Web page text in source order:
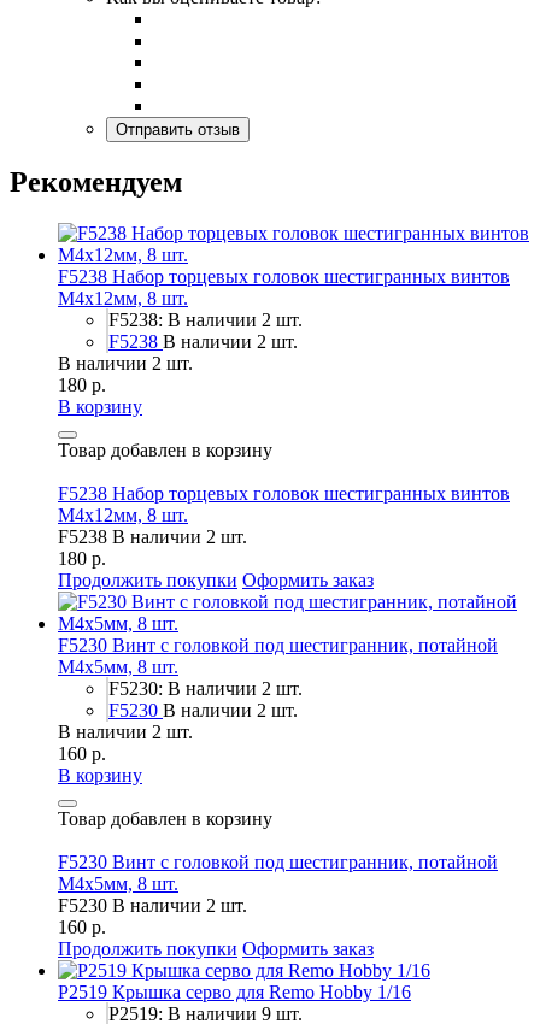
Рекомендуем
F5238 Набор торцевых головок шестигранных винтов
M4x12мм, 8 шт.
F5238: В наличии 2 шт.
F5238 В наличии 2 шт.
В наличии 2 шт.
180 р.
В корзину
Товар добавлен в корзину
F5238 Набор торцевых головок шестигранных винтов
M4x12мм, 8 шт.
F5238 В наличии 2 шт.
180 р.
Продолжить покупки Оформить заказ
F5230 Винт с головкой под шестигранник, потайной
М4х5мм, 8 шт.
F5230: В наличии 2 шт.
F5230 В наличии 2 шт.
В наличии 2 шт.
160 р.
В корзину
Товар добавлен в корзину
F5230 Винт с головкой под шестигранник, потайной
М4х5мм, 8 шт.
F5230 В наличии 2 шт.
160 р.
Продолжить покупки Оформить заказ
P2519 Крышка серво для Remo Hobby 1/16
P2519: В наличии 9 шт.